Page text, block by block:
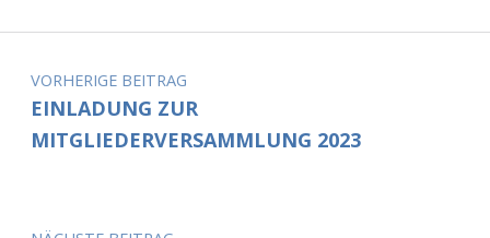
Beitragsnavigation
VORHERIGE BEITRAG
EINLADUNG ZUR
MITGLIEDERVERSAMMLUNG 2023